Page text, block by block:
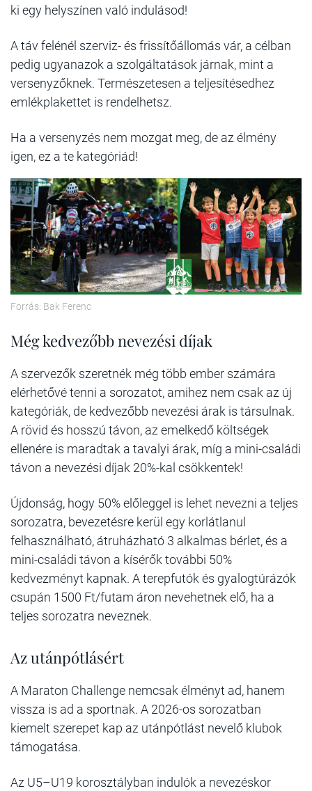
ki egy helyszínen való indulásod!
A táv felénél szerviz- és frissítőállomás vár, a célban
pedig ugyanazok a szolgáltatások járnak, mint a
versenyzőknek. Természetesen a teljesítésedhez
emlékplakettet is rendelhetsz.
Ha a versenyzés nem mozgat meg, de az élmény
igen, ez a te kategóriád!
Forrás: Bak Ferenc
Még kedvezőbb nevezési díjak
A szervezők szeretnék még több ember számára
elérhetővé tenni a sorozatot, amihez nem csak az új
kategóriák, de kedvezőbb nevezési árak is társulnak.
A rövid és hosszú távon, az emelkedő költségek
ellenére is maradtak a tavalyi árak, míg a mini-családi
távon a nevezési díjak 20%-kal csökkentek!
Újdonság, hogy 50% előleggel is lehet nevezni a teljes
sorozatra, bevezetésre kerül egy korlátlanul
felhasználható, átruházható 3 alkalmas bérlet, és a
mini-családi távon a kísérők további 50%
kedvezményt kapnak. A terepfutók és gyalogtúrázók
csupán 1500 Ft/futam áron nevehetnek elő, ha a
teljes sorozatra neveznek.
Az utánpótlásért
A Maraton Challenge nemcsak élményt ad, hanem
vissza is ad a sportnak. A 2026-os sorozatban
kiemelt szerepet kap az utánpótlást nevelő klubok
támogatása.
Az U5–U19 korosztályban indulók a nevezéskor